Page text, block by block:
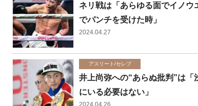
ネリ戦は「あらゆる面でイノウ
でパンチを受けた時」
2024.04.27
アスリート/セレブ
井上尚弥への“あらぬ批判”は
にいる必要はない」
2024.04.26